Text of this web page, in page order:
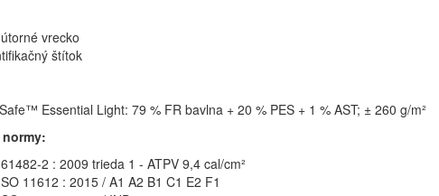
vrecko
štítok
Essential Light: 79 % FR bavlna + 20 % PES + 1 % AST; ± 260 g/m²
2 : 2009 trieda 1 - ATPV 9,4 cal/cm²
11612 : 2015 / A1 A2 B1 C1 E2 F1